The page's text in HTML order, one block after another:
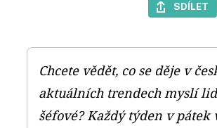
SDÍLET
Chcete vědět, co se děje v
aktuálních trendech myslí
šéfové? Každý týden v